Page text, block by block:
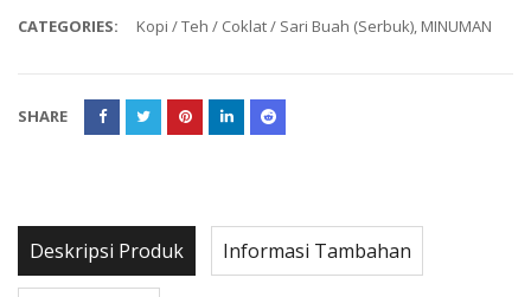
CATEGORIES: Kopi / Teh / Coklat / Sari Buah (Serbuk), MINUMAN
SHARE
Deskripsi Produk Informasi Tambahan